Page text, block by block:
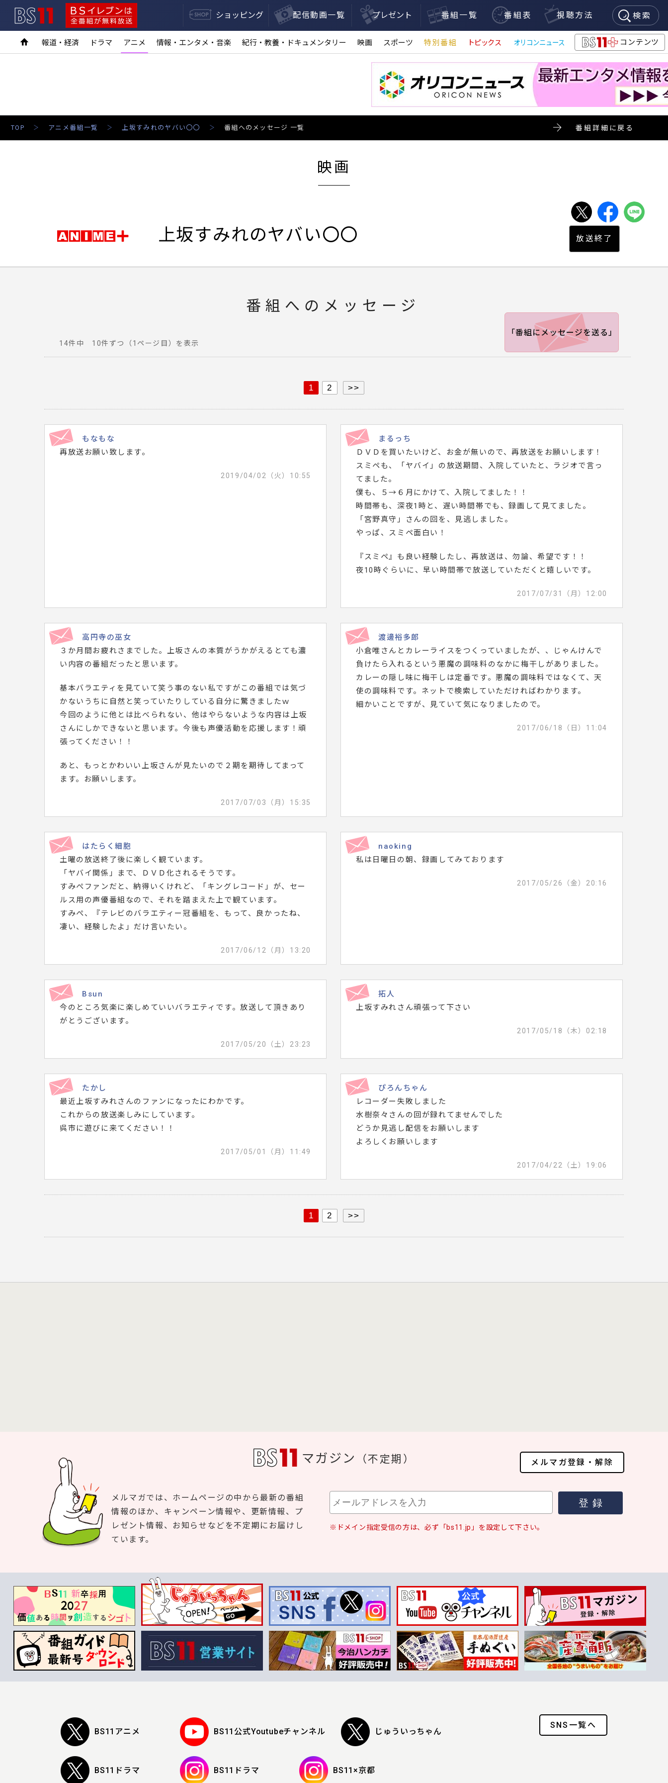
BSイレブンは全番組が無料放送
ショッピング 配信動画一覧 プレゼント 番組一覧 番組表 視聴方法 検索
報道・経済 ドラマ アニメ 情報・エンタメ・音楽 紀行・教養・ドキュメンタリー 映画 スポーツ 特別番組 トピックス
オリコンニュース
BS11+
コンテンツ
TOP アニメ番組一覧 上坂すみれのヤバい〇〇 番組へのメッセージ 一覧 番組詳細に戻る
映画
上坂すみれのヤバい〇〇
番組へのメッセージ
組
れ
た
「番組にメッセージを送る」
14件中 10件ずつ（1ページ目）を表示
1 2 >>
もなもな
再放送お願い致します。
2019/04/02（火）10:55
まるっち
ＤＶＤを買いたいけど、お金が無いので、再放送をお願いします！
スミペも、「ヤバイ」の放送期間、入院していたと、ラジオで言っ
てました。
僕も、５→６月にかけて、入院してました！！
時間帯も、深夜1時と、遅い時間帯でも、録画して見てました。
「宮野真守」さんの回を、見逃しました。
やっぱ、スミペ面白い！
『スミペ』も良い経験したし、再放送は、勿論、希望です！！
夜10時ぐらいに、早い時間帯で放送していただくと嬉しいです。
2017/07/31（月）12:00
高円寺の巫女
３か月間お疲れさまでした。上坂さんの本質がうかがえるとても濃
い内容の番組だったと思います。
基本バラエティを見ていて笑う事のない私ですがこの番組では気づ
かないうちに自然と笑っていたりしている自分に驚きましたｗ
今回のように他とは比べられない、他はやらないような内容は上坂
さんにしかできないと思います。今後も声優活動を応援します！頑
張ってください！！
あと、もっとかわいい上坂さんが見たいので２期を期待してまって
ます。お願いします。
2017/07/03（月）15:35
渡邊裕多郎
小倉唯さんとカレーライスをつくっていましたが、、じゃんけんで
負けたら入れるという悪魔の調味料のなかに梅干しがありました。
カレーの隠し味に梅干しは定番です。悪魔の調味料ではなくて、天
使の調味料です。ネットで検索していただければわかります。
細かいことですが、見ていて気になりましたので。
2017/06/18（日）11:04
はたらく細胞
土曜の放送終了後に楽しく観ています。
「ヤバイ関係」まで、ＤＶＤ化されるそうです。
すみぺファンだと、納得いくけれど、「キングレコード」が、セー
ルス用の声優番組なので、それを踏まえた上で観ています。
すみぺ、『テレビのバラエティー冠番組を、もって、良かったね、
凄い、経験したよ」だけ言いたい。
2017/06/12（月）13:20
naoking
私は日曜日の朝、録画してみております
2017/05/26（金）20:16
Bsun
今のところ気楽に楽しめていいバラエティです。放送して頂きあり
がとうございます。
2017/05/20（土）23:23
拓人
上坂すみれさん頑張って下さい
2017/05/18（木）02:18
たかし
最近上坂すみれさんのファンになったにわかです。
これからの放送楽しみにしています。
呉市に遊びに来てください！！
2017/05/01（月）11:49
ぴろんちゃん
レコーダー失敗しました
水樹奈々さんの回が録れてませんでした
どうか見逃し配信をお願いします
よろしくお願いします
2017/04/22（土）19:06
1 2 >>
マガジン （不定期） メルマガ登録・解除
メルマガでは、ホームページの中から最新の番組
情報のほか、キャンペーン情報や、更新情報、プ
レゼント情報、お知らせなどを不定期にお届けし
ています。
※ドメイン指定受信の方は、必ず「bs11.jp」を設定して下さい。
SNS一覧へ
BS11アニメ BS11公式Youtubeチャンネル じゅういっちゃん
BS11ドラマ BS11ドラマ BS11×京都